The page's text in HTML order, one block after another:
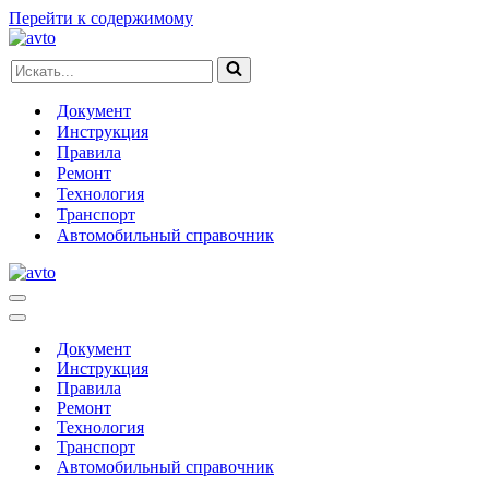
Перейти к содержимому
Искать...
Документ
Инструкция
Правила
Ремонт
Технология
Транспорт
Автомобильный справочник
Меню
навигации
Меню
навигацииДокумент
Инструкция
Правила
Ремонт
Технология
Транспорт
Автомобильный справочник